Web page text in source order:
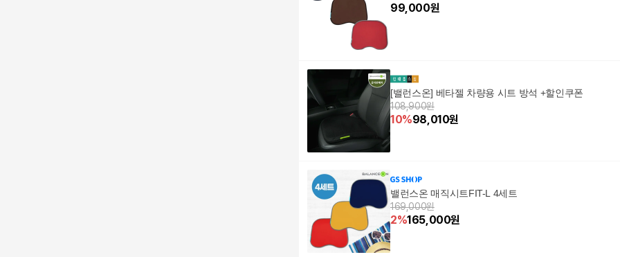
99,000원
[밸런스온] 베타젤 차량용 시트 방석 +할인쿠폰
108,900원
10%98,010원
밸런스온 매직시트FIT-L 4세트
169,000원
2%165,000원